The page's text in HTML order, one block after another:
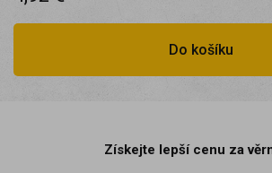
Do košíku
Získejte lepší cenu za